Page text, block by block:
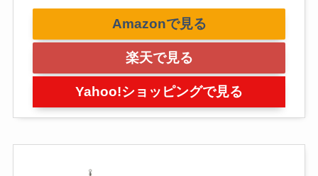
Amazonで見る
楽天で見る
Yahoo!ショッピングで見る